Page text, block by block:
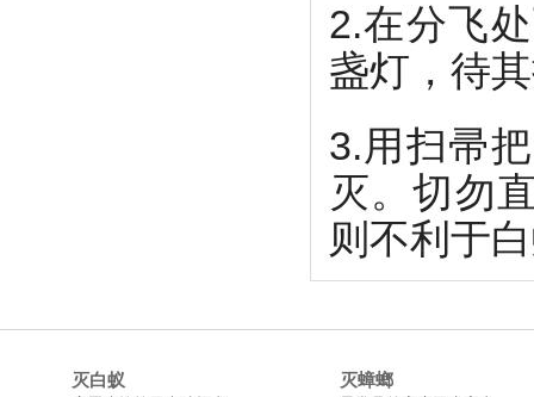
2.在分飞
盏灯，待
3.用扫帚
灭。切勿
则不利于
灭白蚁 灭蟑螂